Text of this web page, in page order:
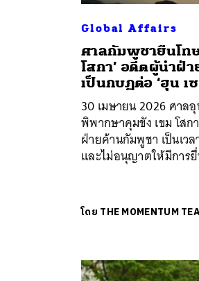
Global Affairs
ศาลกัมพูชายืนโท
โสกา’ อดีตผู้นำฝ่
เป็นกบฏต่อ ‘ฮุน เซ
30 เมษายน 2026 ศา
พิพากษาคุมขัง เขม โส
ฝ่ายค้านกัมพูชา เป็นเว
และไม่อนุญาตให้มีการ
โดย THE MOMENTUM